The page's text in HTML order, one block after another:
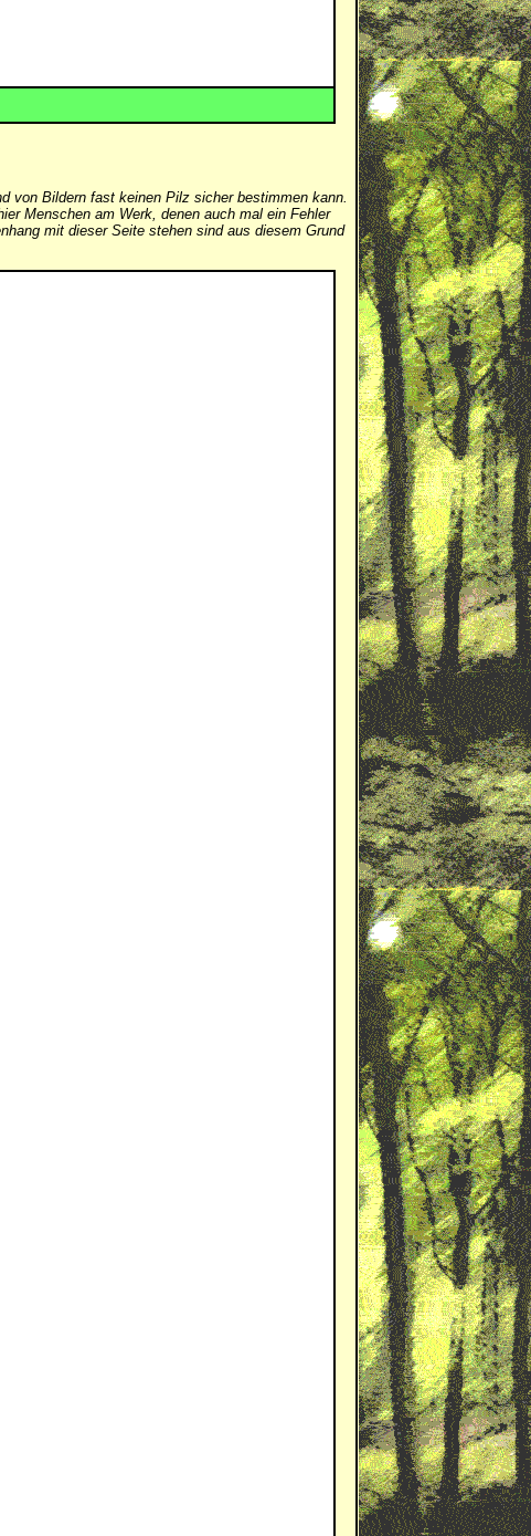
von Bildern fast keinen Pilz sicher bestimmen kann.
Menschen am Werk, denen auch mal ein Fehler
mit dieser Seite stehen sind aus diesem Grund